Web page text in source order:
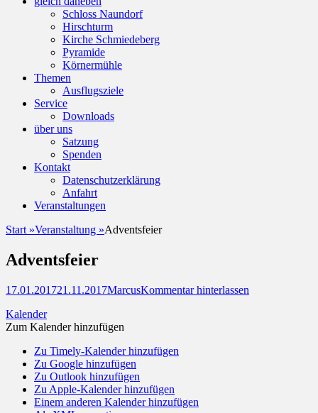
Schloss Naundorf
Hirschturm
Kirche Schmiedeberg
Pyramide
Körnermühle
Themen
Ausflugsziele
Service
Downloads
über uns
Satzung
Spenden
Kontakt
Datenschutzerklärung
Anfahrt
Veranstaltungen
Start »Veranstaltung »Adventsfeier
Adventsfeier
Posted
17.01.201721.11.2017Autor
MarcusKommentar hinterlassen
Kalender
Zum Kalender hinzufügen
Zu Timely-Kalender hinzufügen
Zu Google hinzufügen
Zu Outlook hinzufügen
Zu Apple-Kalender hinzufügen
Einem anderen Kalender hinzufügen